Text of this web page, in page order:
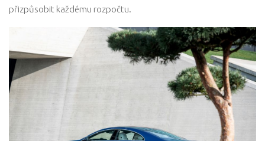
přizpůsobit každému rozpočtu.